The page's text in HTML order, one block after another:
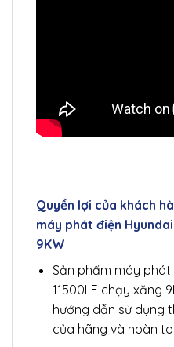
Quyền lợi của khách
máy phát điện
9KW
Sản phẩm máy phát
11500LE chạy xăng
hướng dẫn sử dụng
của hãng và hoàn